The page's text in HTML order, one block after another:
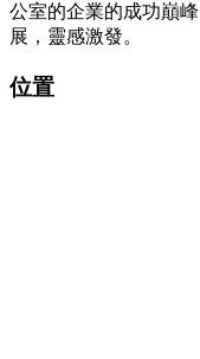
公室的企業的成功巔
展，靈感激發。
位置